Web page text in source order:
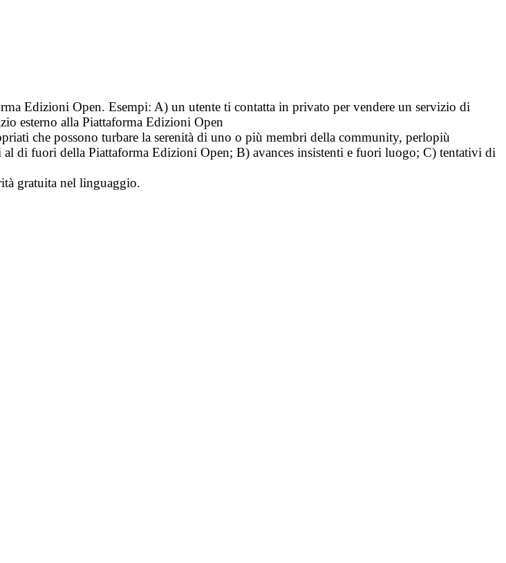
Edizioni Open. Esempi: A) un utente ti contatta in privato per vendere un servizio di
esterno alla Piattaforma Edizioni Open
che possono turbare la serenità di uno o più membri della community, perlopiù
di fuori della Piattaforma Edizioni Open; B) avances insistenti e fuori luogo; C) tentativi di
gratuita nel linguaggio.